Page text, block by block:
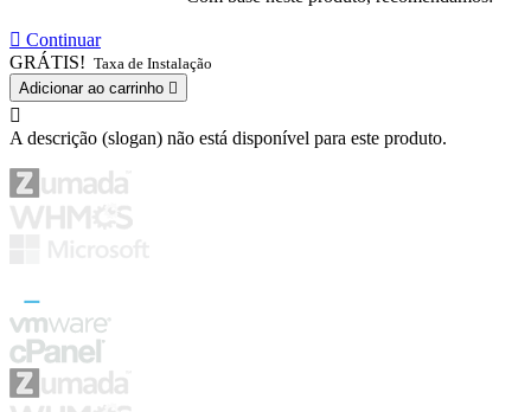
Continuar
GRÁTIS! Taxa de Instalação
Adicionar ao carrinho
A descrição (slogan) não está disponível para este produto.